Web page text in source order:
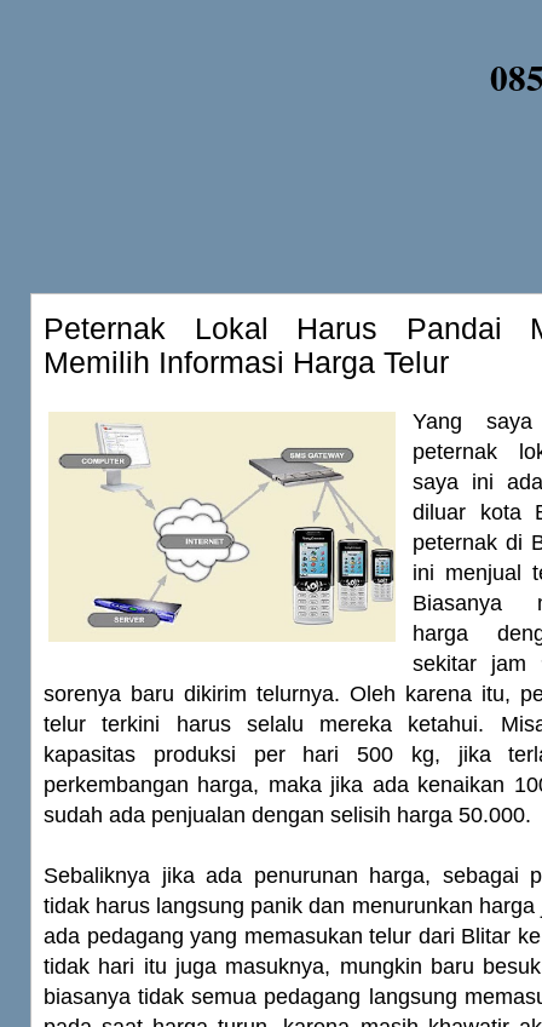
Peternak Lokal Harus Pandai
Memilih Informasi Harga Telur
Yang
peternak
saya ini
diluar kota
peternak di
ini menjual
Biasanya
harga
sekitar
sorenya baru dikirim telurnya. Oleh karena itu,
telur terkini harus selalu mereka ketahui.
kapasitas produksi per hari 500 kg, jika
perkembangan harga, maka jika ada kenaikan
sudah ada penjualan dengan selisih harga 50.000.
Sebaliknya jika ada penurunan harga, sebagai
tidak harus langsung panik dan menurunkan
ada pedagang yang memasukan telur dari Blitar
tidak hari itu juga masuknya, mungkin baru
biasanya tidak semua pedagang langsung